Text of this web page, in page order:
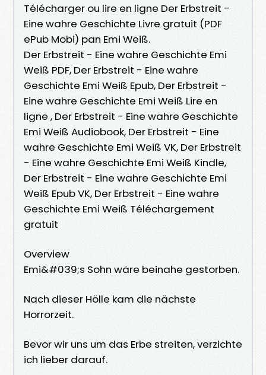
Télécharger ou lire en ligne Der Erbstreit -
Eine wahre Geschichte Livre gratuit (PDF
ePub Mobi) pan Emi Weiß.
Der Erbstreit - Eine wahre Geschichte Emi
Weiß PDF, Der Erbstreit - Eine wahre
Geschichte Emi Weiß Epub, Der Erbstreit -
Eine wahre Geschichte Emi Weiß Lire en
ligne , Der Erbstreit - Eine wahre Geschichte
Emi Weiß Audiobook, Der Erbstreit - Eine
wahre Geschichte Emi Weiß VK, Der Erbstreit
- Eine wahre Geschichte Emi Weiß Kindle,
Der Erbstreit - Eine wahre Geschichte Emi
Weiß Epub VK, Der Erbstreit - Eine wahre
Geschichte Emi Weiß Téléchargement
gratuit
Overview
Emi&#039;s Sohn wäre beinahe gestorben.
Nach dieser Hölle kam die nächste
Horrorzeit.
Bevor wir uns um das Erbe streiten, verzichte
ich lieber darauf.